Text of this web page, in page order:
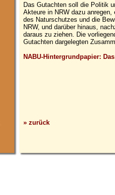
Das Gutachten soll die Politik
Akteure in NRW dazu
des Naturschutzes und die
NRW, und darüber hinaus,
daraus zu ziehen. Die
Gutachten dargelegten
NABU-Hintergrundpapier:
» zurück